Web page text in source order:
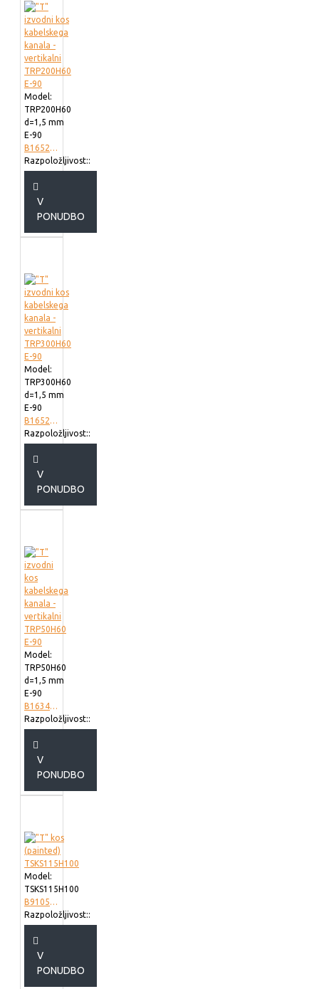
Model:
TRP200H60
d=1,5 mm
E-90
B165220
Razpoložljivost::
V
PONUDBO
Model:
TRP300H60
d=1,5 mm
E-90
B165230
Razpoložljivost::
V
PONUDBO
Model:
TRP50H60
d=1,5 mm
E-90
B163423
Razpoložljivost::
V
PONUDBO
Model:
TSKS115H100
B910511
Razpoložljivost::
V
PONUDBO